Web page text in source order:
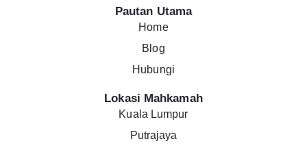
Pautan Utama
Home
Blog
Hubungi
Lokasi Mahkamah
Kuala Lumpur
Putrajaya